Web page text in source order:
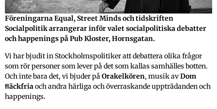
känts tunga. Sofia har tagit tag i sin ekonomi sen
hon började i gruppen, vilken är något hon inte
haft energi till innan.
– Gruppen är en källa med energi, skriv upp det!
säger hon och skrattar.
Sofia och Tatijana är fingerade namn.
Föreningarna Equal, Street Minds och tidskriften
Socialpolitik arrangerar inför valet socialpolitiska debatter
och happenings på Pub Kloster, Hornsgatan.
Vi har bjudit in Stockholmspolitiker att debattera olika frågor
som rör personer som lever på det som kallas samhälles botten.
Och inte bara det, vi bjuder påOrakelkören, musik avDom
ﬂäckfriaoch andra härliga och överraskande uppträdanden och
happenings.